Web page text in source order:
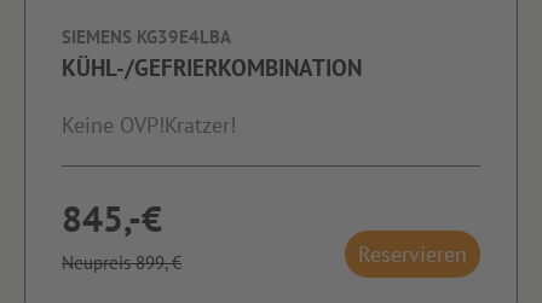
SIEMENS KG39E4LBA
KÜHL-/GEFRIERKOMBINATION
Keine OVP!Kratzer!
845,-€
Neupreis 899,-€ Reservieren